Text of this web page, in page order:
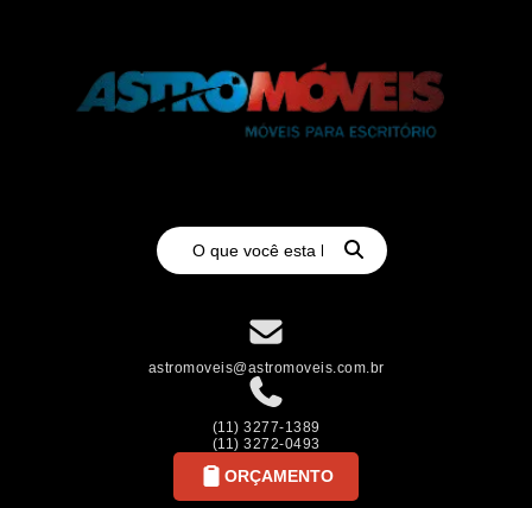
astromoveis@astromoveis.com.br
(11) 3277-1389
(11) 3272-0493
ORÇAMENTO